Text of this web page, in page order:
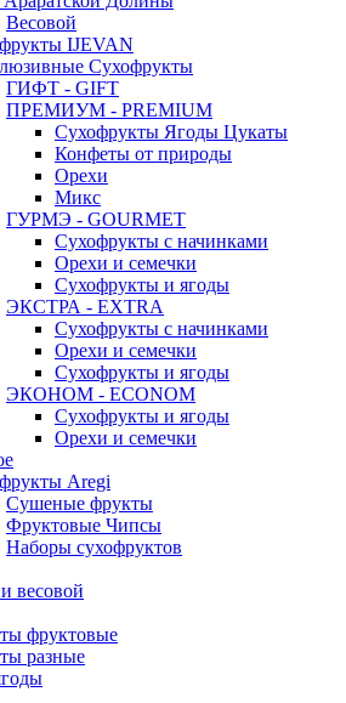
Весовой
IJEVAN
Сухофрукты
ГИФТ - GIFT
ПРЕМИУМ - PREMIUM
Сухофрукты Ягоды Цукаты
Конфеты от природы
Орехи
Микс
ГУРМЭ - GOURMET
Сухофрукты с начинками
Орехи и семечки
Сухофрукты и ягоды
ЭКСТРА - EXTRA
Сухофрукты с начинками
Орехи и семечки
Сухофрукты и ягоды
ЭКОНОМ - ECONOM
Сухофрукты и ягоды
Орехи и семечки
Aregi
Сушеные фрукты
Фруктовые Чипсы
Наборы сухофруктов
весовой
фруктовые
разные